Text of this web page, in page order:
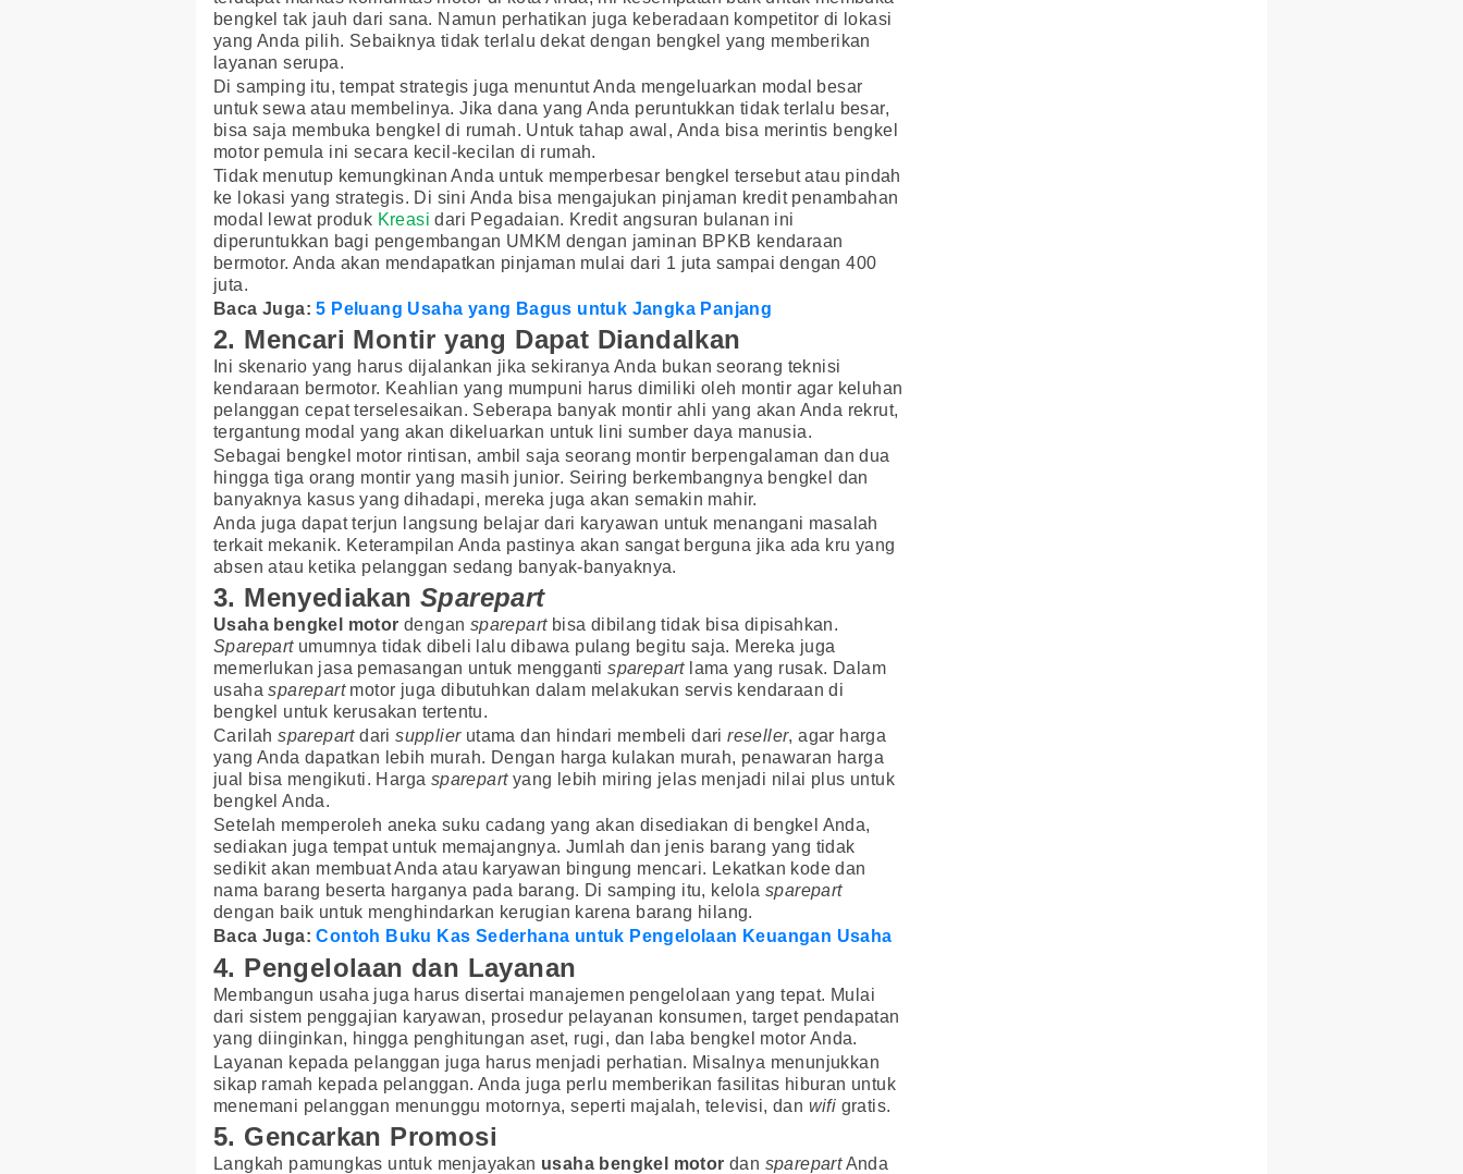
bengkel tak jauh dari sana. Namun perhatikan juga keberadaan kompetitor di lokasi
yang Anda pilih. Sebaiknya tidak terlalu dekat dengan bengkel yang memberikan
layanan serupa.
Di samping itu, tempat strategis juga menuntut Anda mengeluarkan modal besar
untuk sewa atau membelinya. Jika dana yang Anda peruntukkan tidak terlalu besar,
bisa saja membuka bengkel di rumah. Untuk tahap awal, Anda bisa merintis bengkel
motor pemula ini secara kecil-kecilan di rumah.
Tidak menutup kemungkinan Anda untuk memperbesar bengkel tersebut atau pindah
ke lokasi yang strategis. Di sini Anda bisa mengajukan pinjaman kredit penambahan
modal lewat produk Kreasi dari Pegadaian. Kredit angsuran bulanan ini
diperuntukkan bagi pengembangan UMKM dengan jaminan BPKB kendaraan
bermotor. Anda akan mendapatkan pinjaman mulai dari 1 juta sampai dengan 400
juta.
Baca Juga:5 Peluang Usaha yang Bagus untuk Jangka Panjang
2. Mencari Montir yang Dapat Diandalkan
Ini skenario yang harus dijalankan jika sekiranya Anda bukan seorang teknisi
kendaraan bermotor. Keahlian yang mumpuni harus dimiliki oleh montir agar keluhan
pelanggan cepat terselesaikan. Seberapa banyak montir ahli yang akan Anda rekrut,
tergantung modal yang akan dikeluarkan untuk lini sumber daya manusia.
Sebagai bengkel motor rintisan, ambil saja seorang montir berpengalaman dan dua
hingga tiga orang montir yang masih junior. Seiring berkembangnya bengkel dan
banyaknya kasus yang dihadapi, mereka juga akan semakin mahir.
Anda juga dapat terjun langsung belajar dari karyawan untuk menangani masalah
terkait mekanik. Keterampilan Anda pastinya akan sangat berguna jika ada kru yang
absen atau ketika pelanggan sedang banyak-banyaknya.
3. Menyediakan Sparepart
Usaha bengkel motor dengan sparepartbisa dibilang tidak bisa dipisahkan.
Sparepartumumnya tidak dibeli lalu dibawa pulang begitu saja. Mereka juga
memerlukan jasa pemasangan untuk menggantisparepartlama yang rusak. Dalam
usahasparepartmotor juga dibutuhkan dalam melakukan servis kendaraan di
bengkel untuk kerusakan tertentu.
Carilahsparepartdarisupplierutama dan hindari membeli darireseller, agar harga
yang Anda dapatkan lebih murah. Dengan harga kulakan murah, penawaran harga
jual bisa mengikuti. Harga sparepartyang lebih miring jelas menjadi nilai plus untuk
bengkel Anda.
Setelah memperoleh aneka suku cadang yang akan disediakan di bengkel Anda,
sediakan juga tempat untuk memajangnya. Jumlah dan jenis barang yang tidak
sedikit akan membuat Anda atau karyawan bingung mencari. Lekatkan kode dan
nama barang beserta harganya pada barang. Di samping itu, kelola sparepart
dengan baik untuk menghindarkan kerugian karena barang hilang.
Baca Juga:Contoh Buku Kas Sederhana untuk Pengelolaan Keuangan Usaha
4. Pengelolaan dan Layanan
Membangun usaha juga harus disertai manajemen pengelolaan yang tepat. Mulai
dari sistem penggajian karyawan, prosedur pelayanan konsumen, target pendapatan
yang diinginkan, hingga penghitungan aset, rugi, dan laba bengkel motor Anda.
Layanan kepada pelanggan juga harus menjadi perhatian. Misalnya menunjukkan
sikap ramah kepada pelanggan. Anda juga perlu memberikan fasilitas hiburan untuk
menemani pelanggan menunggu motornya, seperti majalah, televisi, dan wifi gratis.
5. Gencarkan Promosi
Langkah pamungkas untuk menjayakan usaha bengkel motor dan sparepartAnda